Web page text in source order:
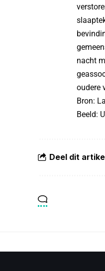
nacht
oudere
Bron:
Beeld:
Deel dit